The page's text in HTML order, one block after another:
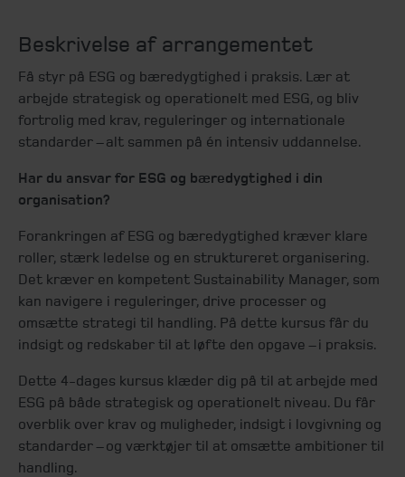
Beskrivelse af arrangementet
Få styr på ESG og bæredygtighed i praksis. Lær at
arbejde strategisk og operationelt med ESG, og bliv
fortrolig med krav, reguleringer og internationale
standarder – alt sammen på én intensiv uddannelse.
Har du ansvar for ESG og bæredygtighed i din
organisation?
Forankringen af ESG og bæredygtighed kræver klare
roller, stærk ledelse og en struktureret organisering.
Det kræver en kompetent Sustainability Manager, som
kan navigere i reguleringer, drive processer og
omsætte strategi til handling. På dette kursus får du
indsigt og redskaber til at løfte den opgave – i praksis.
Dette 4-dages kursus klæder dig på til at arbejde med
ESG på både strategisk og operationelt niveau. Du får
overblik over krav og muligheder, indsigt i lovgivning og
standarder – og værktøjer til at omsætte ambitioner til
handling.